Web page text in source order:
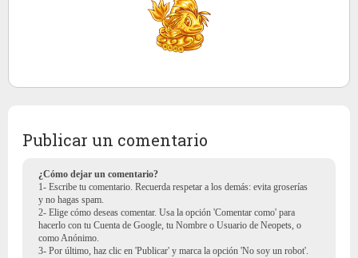
Publicar un comentario
¿Cómo dejar un comentario?
1- Escribe tu comentario. Recuerda respetar a los demás: evita groserías
y no hagas spam.
2- Elige cómo deseas comentar. Usa la opción 'Comentar como' para
hacerlo con tu Cuenta de Google, tu Nombre o Usuario de Neopets, o
como Anónimo.
3- Por último, haz clic en 'Publicar' y marca la opción 'No soy un robot'.